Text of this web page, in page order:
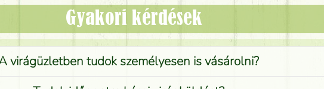
Gyakori kérdések
virágüzletben tudok személyesen is vásárolni?